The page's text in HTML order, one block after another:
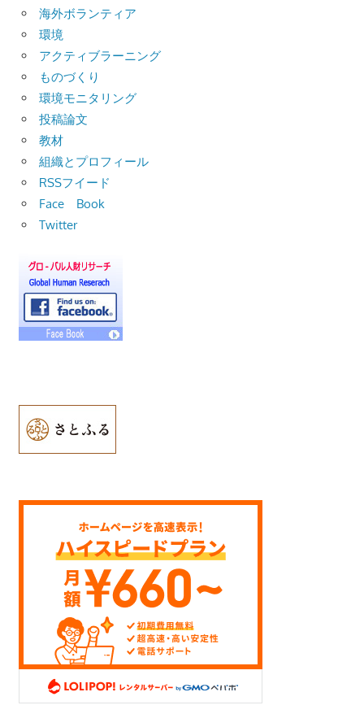
海外ボランティア
環境
アクティブラーニング
ものづくり
環境モニタリング
投稿論文
教材
組織とプロフィール
RSSフイード
Face Book
Twitter